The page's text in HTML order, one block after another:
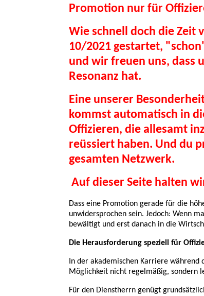
Promotion nur für
Wie schnell doch die Zeit
10/2021 gestartet,
und wir freuen uns, dass
Resonanz hat.
Eine unserer
kommst automatisch in
Offizieren, die allesamt
reüssiert haben. Und du
gesamten Netzwerk.
Auf dieser Seite halten
Dass eine Promotion gerade für die
unwidersprochen sein. Jedoch: Wenn
bewältigt und erst danach in die
Die Herausforderung speziell für
In der akademischen Karriere
Möglichkeit nicht regelmäßig, sondern
Für den Dienstherrn genügt